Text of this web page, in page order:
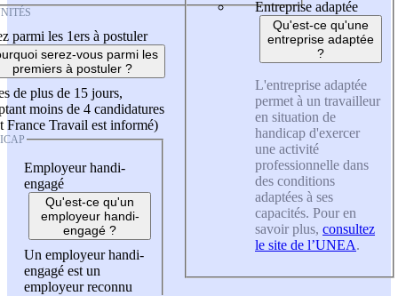
parmi les 1ers à postuler
serez-vous parmi les
premiers à postuler ?
de plus de 15 jours,
moins de 4 candidatures
France Travail est informé)
Employeur handi-
engagé
Qu'est-ce qu'un
employeur handi-
engagé ?
Un employeur handi-
engagé est un
employeur reconnu
Entreprise adaptée
Qu'est-ce qu'une
entreprise adaptée
?
L'entreprise adaptée
permet à un travailleur
en situation de
handicap d'exercer
une activité
professionnelle dans
des conditions
adaptées à ses
capacités. Pour en
savoir plus, consultez
le site de l’UNEA.